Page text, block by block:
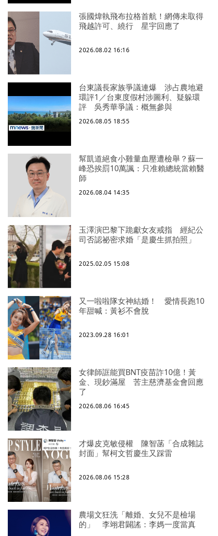
張國煒執飛布拉格首航！網傳未取得
飛越許可、繞行 星宇回應了
2026.08.02 16:16
台東議長家族爭議連爆 涉占農地避
環評1／台東度假村涉圖利、疑躲環
評 吳秀華爭議：概無參與
2026.08.05 18:55
幫凱道絕食小雞量血壓遭檢舉？蘇一
峰恐挨罰10萬諷：只准賴總統當賴醫
師
2026.08.04 14:35
玉澤演巴黎下跪獻女友戒指 經紀公
司否認祕密求婚「是慶生抓拍照」
2025.02.05 15:08
又一啦啦隊女神結婚！ 愛情長跑10
年甜喊：黃衫不會脫
2023.09.28 16:01
女律師誆能買BNT疫苗詐10億！黃
金、現鈔滿屋 苦主慈濟基金會回應
了
2026.08.06 16:45
才爆皮克敏侵權 陳智菡「合成雜誌
封面」幫柯文哲慶生又踩雷
2026.08.06 15:28
農場文狂洗「離婚、女兒不是檢場
的」 李翊君闢謠：李媽一度當真